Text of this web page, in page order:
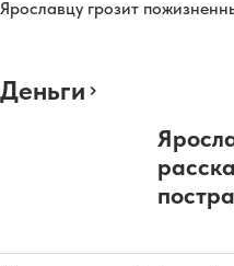
Ярославцу грозит
Деньги